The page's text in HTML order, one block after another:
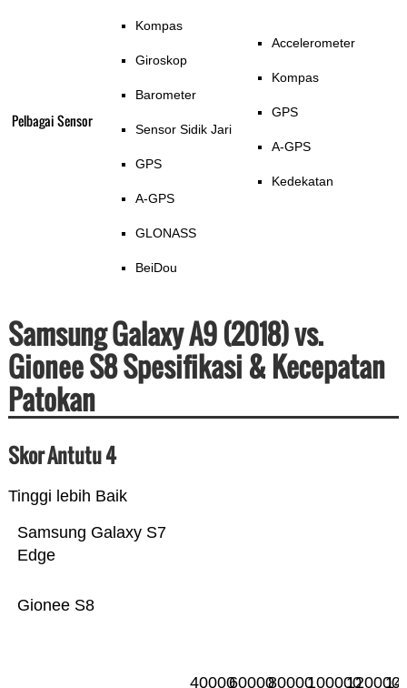
Pelbagai Sensor
Kompas
Giroskop
Barometer
Sensor Sidik Jari
GPS
A-GPS
GLONASS
BeiDou
Accelerometer
Kompas
GPS
A-GPS
Kedekatan
Samsung Galaxy A9 (2018) vs.
Gionee S8 Spesifikasi & Kecepatan
Patokan
Skor Antutu 4
Tinggi lebih Baik
Gionee S8
Samsung Galaxy S7
Edge
400006000080000100000120000